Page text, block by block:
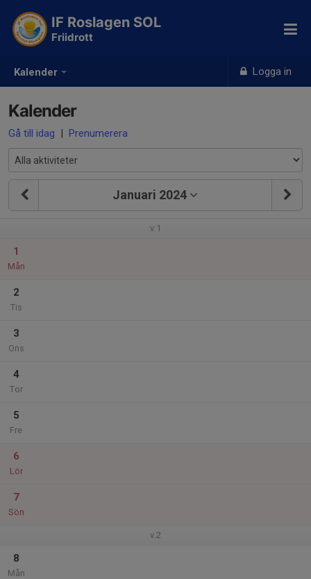
Kalender Logga in
IF Roslagen SOL
Friidrott
Kalender
Gå till idag | Prenumerera
Januari 2024
v.1
1
Mån
2
Tis
3
Ons
4
Tor
5
Fre
6
Lör
7
Sön
v.2
8
Mån